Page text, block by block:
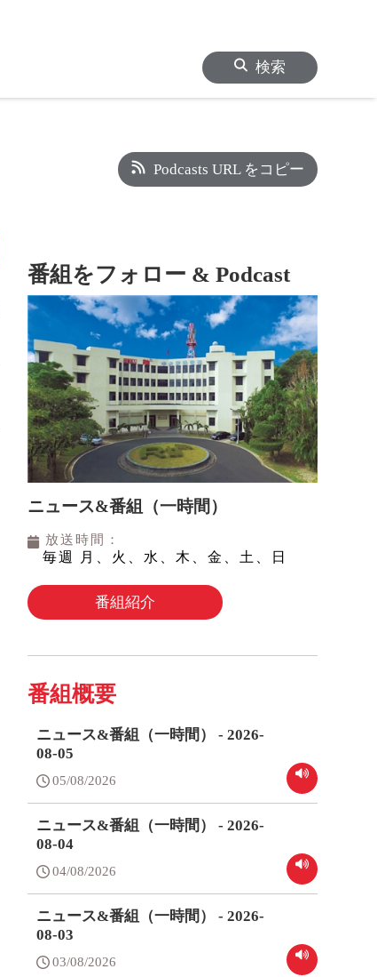
検索
Podcasts URL をコピー
番組をフォロー & Podcast
ニュース&番組（一時間）
放送時間：
毎週 月、火、水、木、金、土、日
番組紹介
番組概要
ニュース&番組（一時間） - 2026-
08-05
05/08/2026
ニュース&番組（一時間） - 2026-
08-04
04/08/2026
ニュース&番組（一時間） - 2026-
08-03
03/08/2026